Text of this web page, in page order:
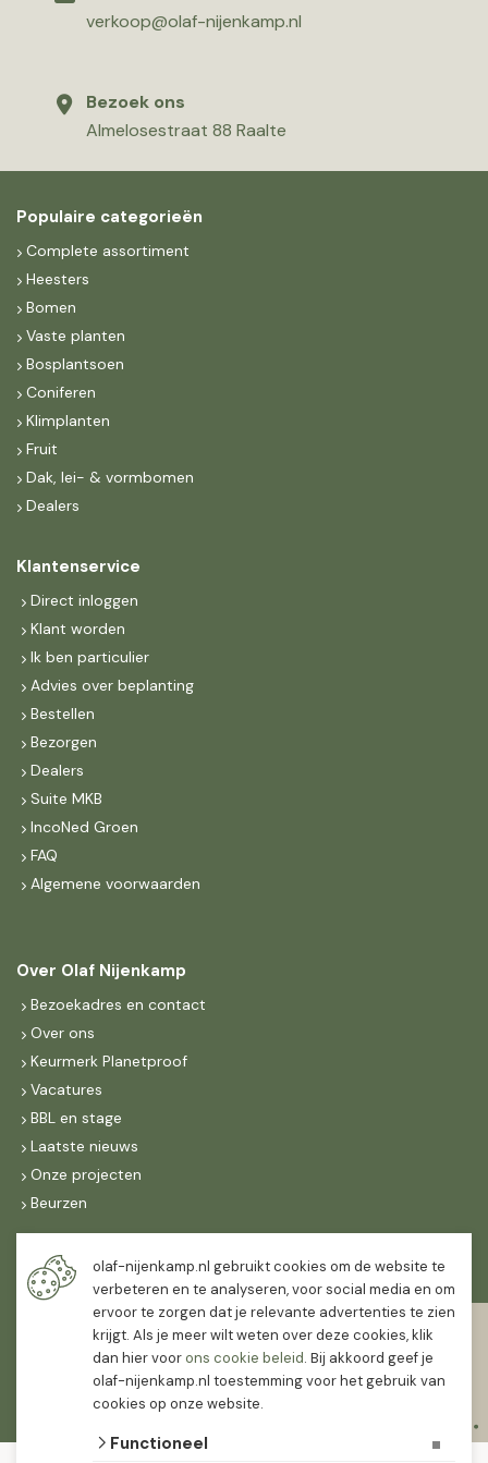
verkoop@olaf-nijenkamp.nl
Bezoek ons
Almelosestraat 88 Raalte
Populaire categorieën
Complete assortiment
Heesters
Bomen
Vaste planten
Bosplantsoen
Coniferen
Klimplanten
Fruit
Dak, lei- & vormbomen
Dealers
Klantenservice
Direct inloggen
Klant worden
Ik ben particulier
Advies over beplanting
Bestellen
Bezorgen
Dealers
Suite MKB
IncoNed Groen
FAQ
Algemene voorwaarden
Over Olaf Nijenkamp
Bezoekadres en contact
Over ons
Keurmerk Planetproof
Vacatures
BBL en stage
Laatste nieuws
Onze projecten
Beurzen
Maandag t/m vrijdag
07:30-
16:30
12:00
olaf-nijenkamp.nl gebruikt cookies om de website te
verbeteren en te analyseren, voor social media en om
ervoor te zorgen dat je relevante advertenties te zien
krijgt. Als je meer wilt weten over deze cookies, klik
dan hier voorons cookie beleid. Bij akkoord geef je
olaf-nijenkamp.nl toestemming voor het gebruik van
cookies op onze website.
Functioneel